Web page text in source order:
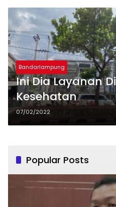
Bandarlampung
Ini Dia Layanan
Kesehatan
07/02/2022
Popular Posts